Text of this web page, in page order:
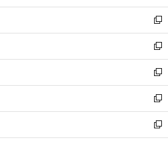
開
く
ウ
で
開
く
ン
ド
ウ
で
開
く
ウ
ィ
ン
ド
ウ
で
開
く
新
し
い
ウ
ィ
ン
ド
ウ
で
開
新
し
い
ウ
ィ
ン
ド
ウ
新
し
い
ウ
ィ
ン
新
し
い
ウ
新
し